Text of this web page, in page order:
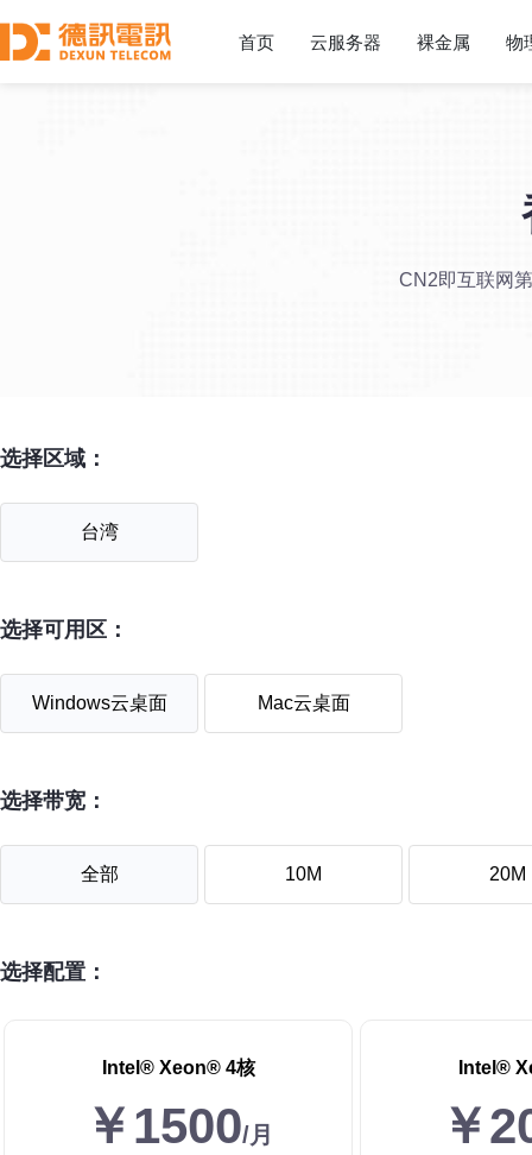
首页 云服务器 裸金属 物
CN2即互联网
选择区域：
台湾
选择可用区：
Windows云桌面 Mac云桌面
选择带宽：
全部 10M 20M
选择配置：
Intel®️ Xeon®️ 4核
￥1500/月
Intel®️
￥